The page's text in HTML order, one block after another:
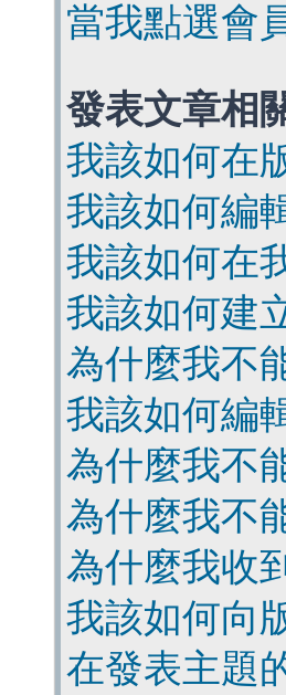
當我點選會
發表文章相
我該如何在
我該如何編
我該如何在
我該如何建
為什麼我不
我該如何編
為什麼我不
為什麼我不
為什麼我收
我該如何向
在發表主題